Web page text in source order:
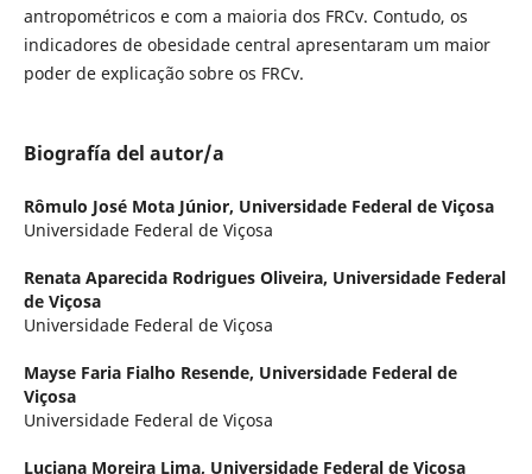
antropométricos e com a maioria dos FRCv. Contudo, os
indicadores de obesidade central apresentaram um maior
poder de explicação sobre os FRCv.
Biografía del autor/a
Rômulo José Mota Júnior, Universidade Federal de Viçosa
Universidade Federal de Viçosa
Renata Aparecida Rodrigues Oliveira, Universidade Federal
de Viçosa
Universidade Federal de Viçosa
Mayse Faria Fialho Resende, Universidade Federal de
Viçosa
Universidade Federal de Viçosa
Luciana Moreira Lima, Universidade Federal de Viçosa